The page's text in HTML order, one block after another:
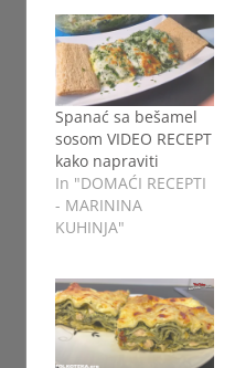
Spanać sa bešamel
sosom VIDEO RECEPT
kako napraviti
In "DOMAĆI RECEPTI
- MARININA
KUHINJA"